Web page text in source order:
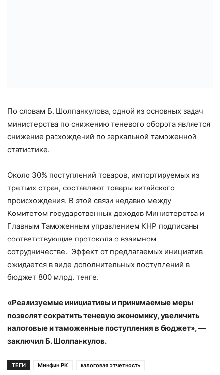
По словам Б. Шолпанкулова, одной из основных задач
министерства по снижению теневого оборота является
снижение расхождений по зеркальной таможенной
статистике.
Около 30% поступлений товаров, импортируемых из
третьих стран, составляют товары китайского
происхождения. В этой связи недавно между
Комитетом государственных доходов Министерства и
Главным Таможенным управлением КНР подписаны
соответствующие протокола о взаимном
сотрудничестве. Эффект от предлагаемых инициатив
ожидается в виде дополнительных поступлений в
бюджет 800 млрд. тенге.
«Реализуемые инициативы и принимаемые меры
позволят сократить теневую экономику, увеличить
налоговые и таможенные поступления в бюджет», —
заключил Б. Шолпанкулов.
ТЕГИ Минфин РК налоговая отчетность